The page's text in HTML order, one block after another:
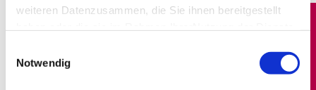
weiteren Datenzusammen, die Sie ihnen bereitgestellt
Impressum
Notwendig
Barrierefreiheit